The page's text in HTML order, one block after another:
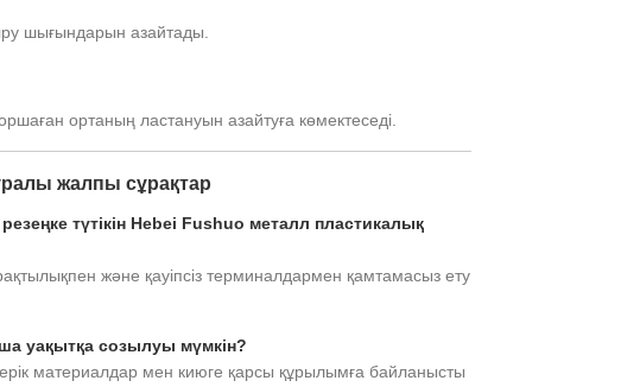
шығындарын азайтады.
ортаның ластануын азайтуға көмектеседі.
жалпы сұрақтар
түтікін Hebei Fushuo металл пластикалық
және қауіпсіз терминалдармен қамтамасыз ету
уақытқа созылуы мүмкін?
материалдар мен киюге қарсы құрылымға байланысты